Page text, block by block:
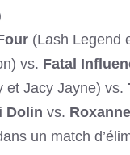
(Lash Legend
vs. Fatal
et Jacy Jayne) vs.
Dolin vs.
un match